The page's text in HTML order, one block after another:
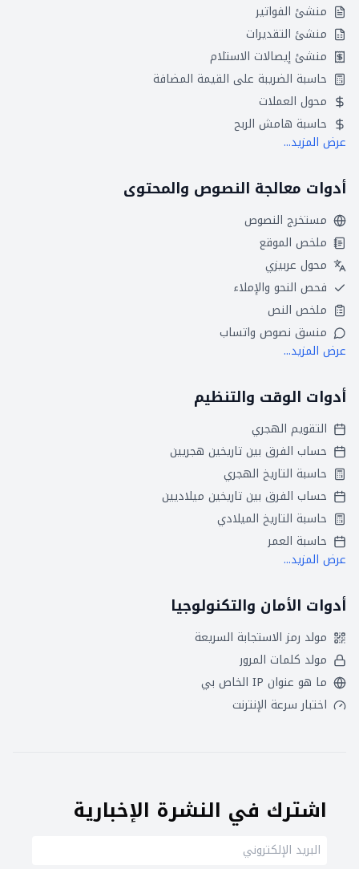
منشئ الفواتير
منشئ التقديرات
منشئ إيصالات الاستلام
حاسبة الضريبة على القيمة المضافة
محول العملات
حاسبة هامش الربح
عرض المزيد...
أدوات معالجة النصوص والمحتوى
مستخرج النصوص
ملخص الموقع
محول عربيزي
فحص النحو والإملاء
ملخص النص
منسق نصوص واتساب
عرض المزيد...
أدوات الوقت والتنظيم
التقويم الهجري
حساب الفرق بين تاريخين هجريين
حاسبة التاريخ الهجري
حساب الفرق بين تاريخين ميلاديين
حاسبة التاريخ الميلادي
حاسبة العمر
عرض المزيد...
أدوات الأمان والتكنولوجيا
مولد رمز الاستجابة السريعة
مولد كلمات المرور
ما هو عنوان IP الخاص بي
اختبار سرعة الإنترنت
اشترك في النشرة الإخبارية